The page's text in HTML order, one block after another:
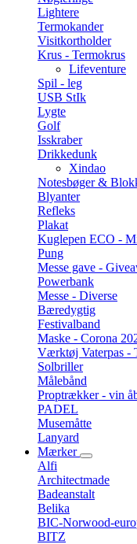
Lightere
Termokander
Visitkortholder
Krus - Termokrus
Lifeventure
Spil - leg
USB StIk
Lygte
Golf
Isskraber
Drikkedunk
Xindao
Notesbøger &
Blyanter
Refleks
Plakat
Kuglepen ECO -
Pung
Messe gave -
Powerbank
Messe - Diverse
Bæredygtig
Festivalband
Maske - Corona
Værktøj Vaterpas -
Solbriller
Målebånd
Proptrækker - vin
PADEL
Musemåtte
Lanyard
Mærker
Alfi
Architectmade
Badeanstalt
Belika
BIC-Norwood-
BITZ